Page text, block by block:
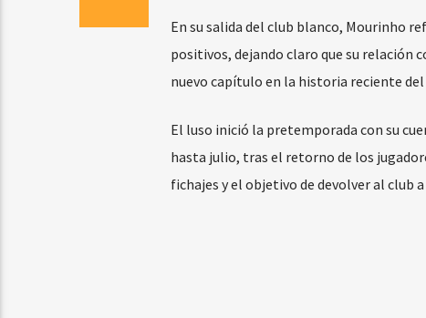
En su salida del club blanco, Mourinho
positivos, dejando claro que su relación
nuevo capítulo en la historia reciente
El luso inició la pretemporada con su
hasta julio, tras el retorno de los
fichajes y el objetivo de devolver al club